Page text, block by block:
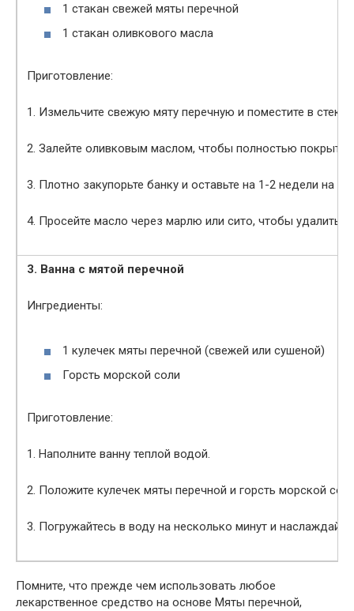
1 стакан свежей мяты перечной
1 стакан оливкового масла
Приготовление:
1. Измельчите свежую мяту перечную и поместите в
2. Залейте оливковым маслом, чтобы полностью покрыть
3. Плотно закупорьте банку и оставьте на 1-2 недели на
4. Просейте масло через марлю или сито, чтобы удалить
3. Ванна с мятой перечной
Ингредиенты:
1 кулечек мяты перечной (свежей или сушеной)
Горсть морской соли
Приготовление:
1. Наполните ванну теплой водой.
2. Положите кулечек мяты перечной и горсть морской
3. Погружайтесь в воду на несколько минут и
Помните, что прежде чем использовать любое
лекарственное средство на основе Мяты перечной,